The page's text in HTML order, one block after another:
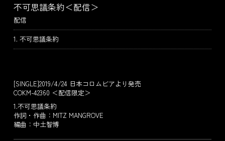
不可思議条約＜配信＞
配信
1. 不可思議条約
[SINGLE]2019/4/24 日本コロムビアより発売
COKM-42360 ＜配信限定＞
1.不可思議条約
作詞・作曲：MITZ MANGROVE
編曲：中土智博